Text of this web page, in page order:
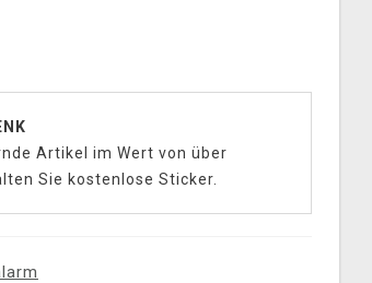
Artikel im Wert von über
Sie kostenlose Sticker.